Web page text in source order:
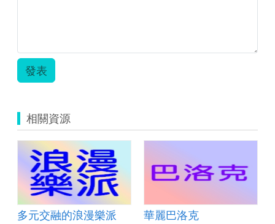
發表
相關資源
多元交融的浪漫樂派 華麗巴洛克